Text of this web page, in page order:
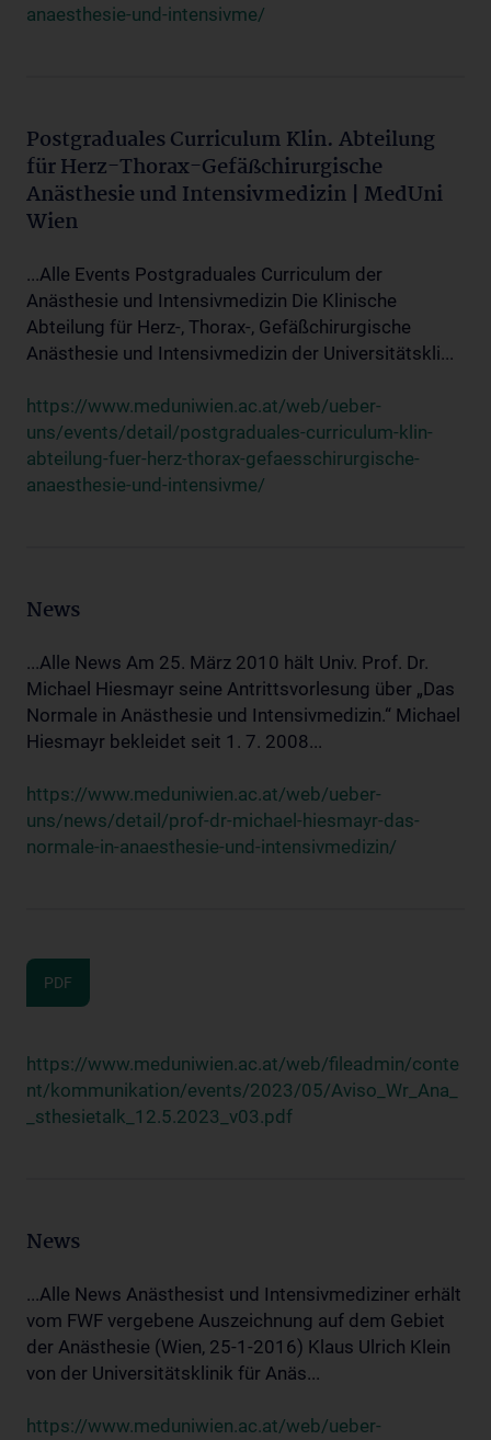
anaesthesie-und-intensivme/
Postgraduales Curriculum Klin. Abteilung
für Herz-Thorax-Gefäßchirurgische
Anästhesie und Intensivmedizin | MedUni
Wien
...Alle Events Postgraduales Curriculum der
Anästhesie und Intensivmedizin Die Klinische
Abteilung für Herz-, Thorax-, Gefäßchirurgische
Anästhesie und Intensivmedizin der Universitätskli...
https://www.meduniwien.ac.at/web/ueber-
uns/events/detail/postgraduales-curriculum-klin-
abteilung-fuer-herz-thorax-gefaesschirurgische-
anaesthesie-und-intensivme/
News
...Alle News Am 25. März 2010 hält Univ. Prof. Dr.
Michael Hiesmayr seine Antrittsvorlesung über „Das
Normale in Anästhesie und Intensivmedizin.“ Michael
Hiesmayr bekleidet seit 1. 7. 2008...
https://www.meduniwien.ac.at/web/ueber-
uns/news/detail/prof-dr-michael-hiesmayr-das-
normale-in-anaesthesie-und-intensivmedizin/
PDF
https://www.meduniwien.ac.at/web/fileadmin/conte
nt/kommunikation/events/2023/05/Aviso_Wr_Ana_
_sthesietalk_12.5.2023_v03.pdf
News
...Alle News Anästhesist und Intensivmediziner erhält
vom FWF vergebene Auszeichnung auf dem Gebiet
der Anästhesie (Wien, 25-1-2016) Klaus Ulrich Klein
von der Universitätsklinik für Anäs...
https://www.meduniwien.ac.at/web/ueber-